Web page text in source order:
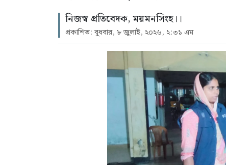
নিজস্ব প্রতিবেদক, ময়মনসিংহ।।
প্রকাশিত: বুধবার, ৮ জুলাই, ২০২৬, ২:৩১ এম